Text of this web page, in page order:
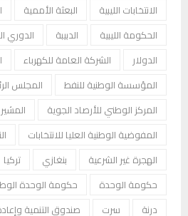
الانتخابات الليبية
البعثة الأممية
الحكومة الليبية
الدبيبة
الدوري
الدولار
الشركة العامة للكهرباء
المؤسسة الوطنية للنفط
المجلس
المركز الوطني للأرصاد الجوية
المفوضية الوطنية العليا للانتخابات
الهجرة غير الشرعية
بنغازي تركيا
حكومة الوحدة
حكومة الوحدة
درنة
سرت صندوق التنمية